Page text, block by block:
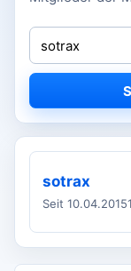
sotrax
Seit 10.04.2015